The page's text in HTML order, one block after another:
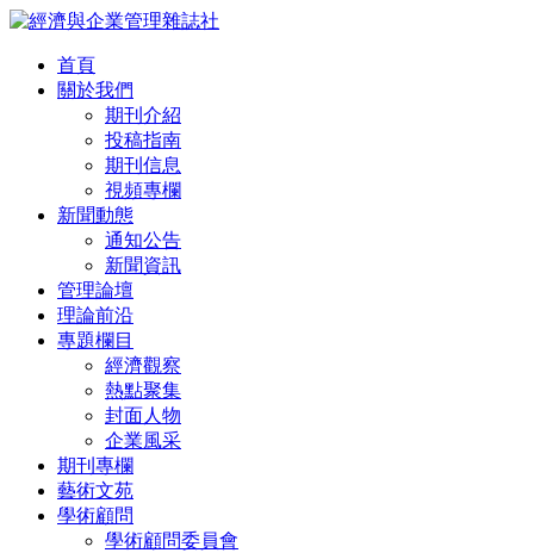
首頁
關於我們
期刊介紹
投稿指南
期刊信息
視頻專欄
新聞動態
通知公告
新聞資訊
管理論壇
理論前沿
專題欄目
經濟觀察
熱點聚集
封面人物
企業風采
期刊專欄
藝術文苑
學術顧問
學術顧問委員會